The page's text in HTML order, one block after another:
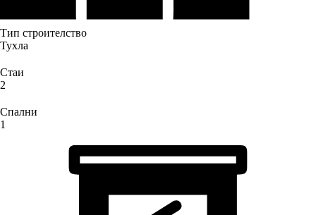
Тип строителство
Тухла
Стаи
2
Спални
1